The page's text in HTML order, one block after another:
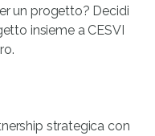
un progetto? Decidi
insieme a CESVI
strategica con